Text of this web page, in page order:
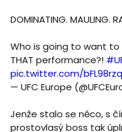
DOMINATING. MAULING.
Who is going to want
THAT performance?!
pic.twitter.com/
— UFC Europe
Jenže stalo se něco, s
prostovlasý boss tak